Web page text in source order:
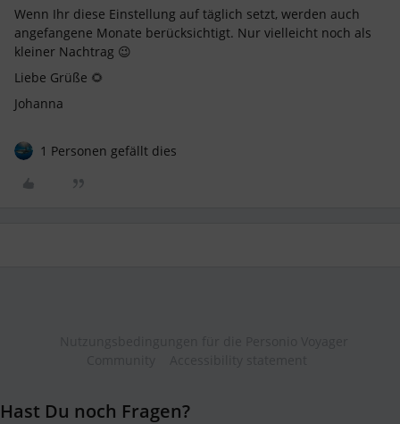
Wenn Ihr diese Einstellung auf täglich setzt, werden auch
angefangene Monate berücksichtigt. Nur vielleicht noch als
kleiner Nachtrag 😉
Liebe Grüße 🌻
Johanna
1 Personen gefällt dies
Hast Du noch Fragen?